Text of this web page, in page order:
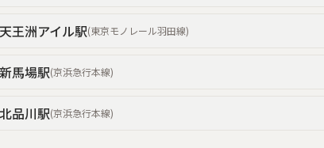
天王洲アイル駅(東京モノレール羽田線)
新馬場駅(京浜急行本線)
北品川駅(京浜急行本線)